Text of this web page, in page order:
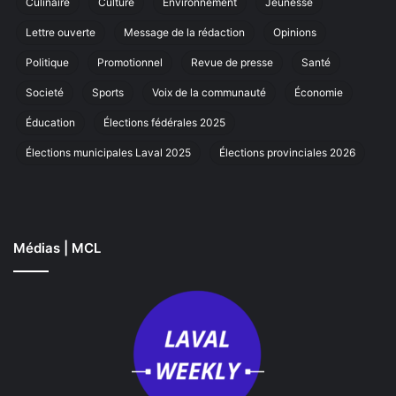
marche
Laval
Lettre ouverte Message de la rédaction Opinions
Politique Promotionnel Revue de presse Santé
Societé Sports Voix de la communauté Économie
Éducation Élections fédérales 2025
Élections municipales Laval 2025 Élections provinciales 2026
Médias | MCL